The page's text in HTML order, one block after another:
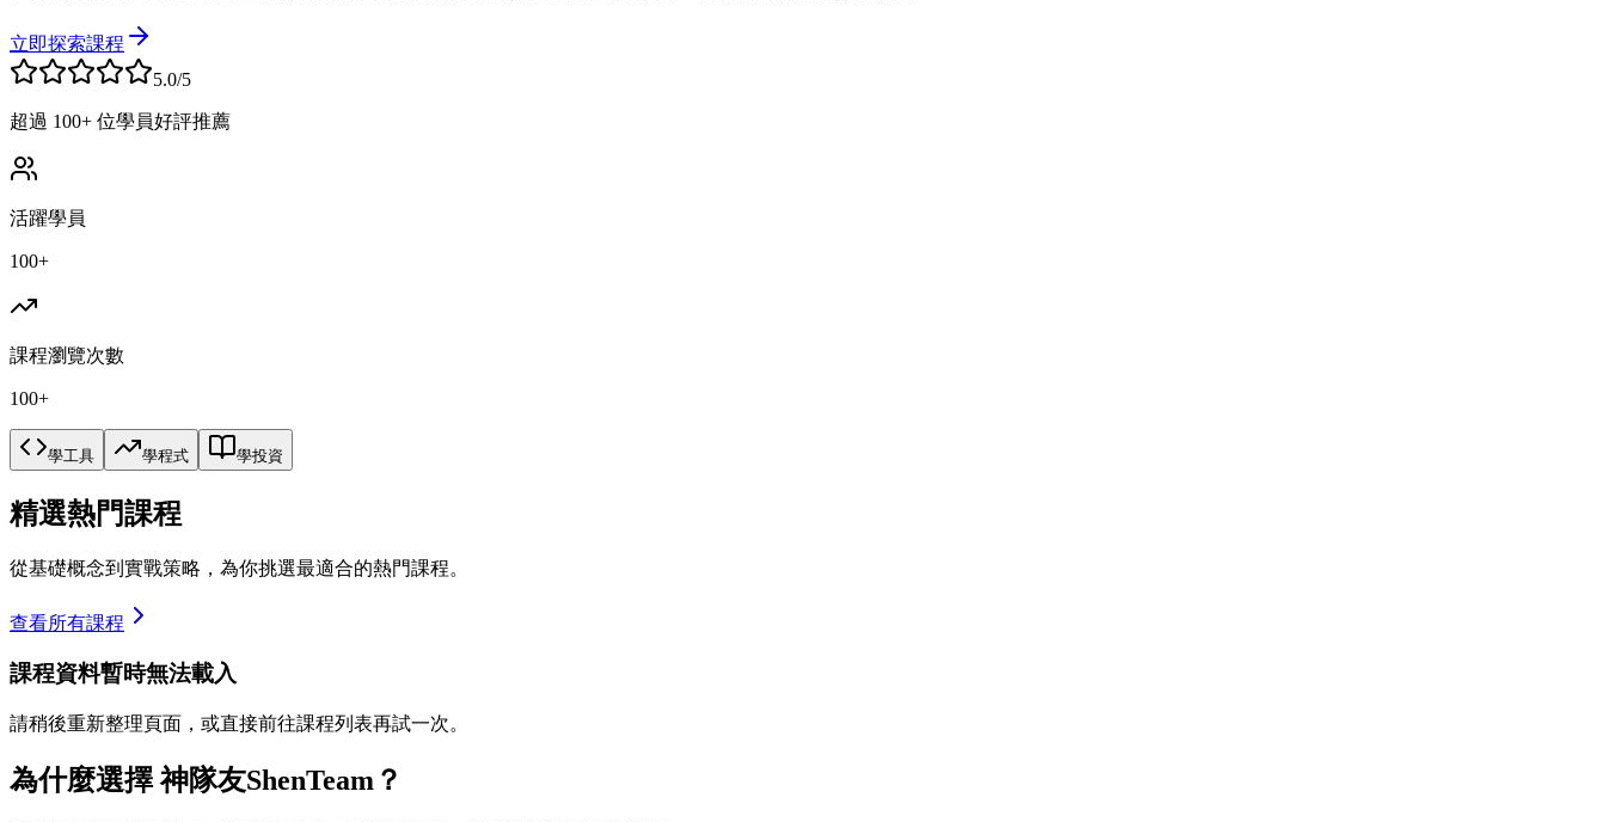
立即探索課程
5.0/5
超過 100+ 位學員好評推薦
活躍學員
100+
課程瀏覽次數
100+
學工具 學程式 學投資
精選熱門課程
從基礎概念到實戰策略，為你挑選最適合的熱門課程。
查看所有課程
課程資料暫時無法載入
請稍後重新整理頁面，或直接前往課程列表再試一次。
為什麼選擇 神隊友ShenTeam？